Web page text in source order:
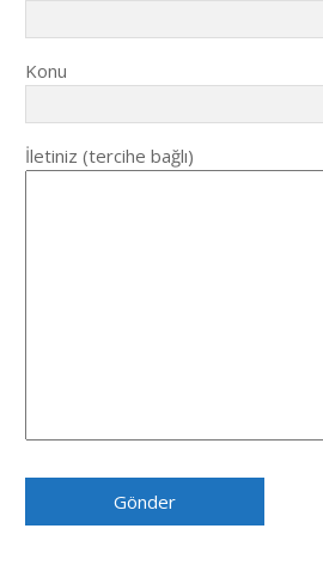
Konu
İletiniz (tercihe bağlı)